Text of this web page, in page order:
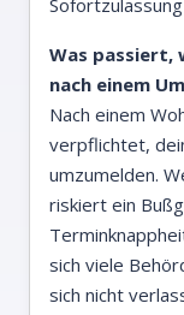
Was passiert,
nach einem
Nach einem
verpflichtet,
umzumelden.
riskiert ein
sich viele
sich nicht